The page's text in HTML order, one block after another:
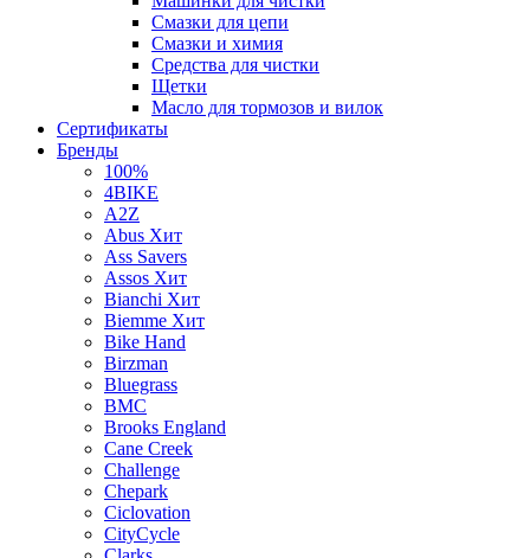
Смазки для цепи
Смазки и химия
Средства для чистки
Щетки
Масло для тормозов и вилок
Сертификаты
Бренды
100%
4BIKE
A2Z
Abus Хит
Ass Savers
Assos Хит
Bianchi Хит
Biemme Хит
Bike Hand
Birzman
Bluegrass
BMC
Brooks England
Cane Creek
Challenge
Chepark
Ciclovation
CityCycle